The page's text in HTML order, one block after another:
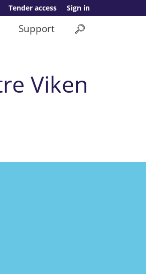
Sign in
Tender access
Support
Viken